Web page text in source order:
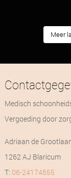
Meer
Medisch
Vergoeding door
Adriaan de
1262 AJ Blaricum
T: 06-24174655